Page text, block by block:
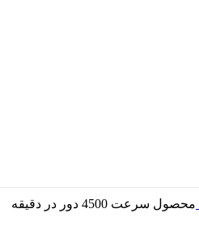
محصول سرعت 4500 دور در دقیقه